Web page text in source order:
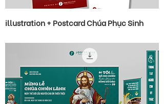
illustration + Postcard Chúa Phục Sinh